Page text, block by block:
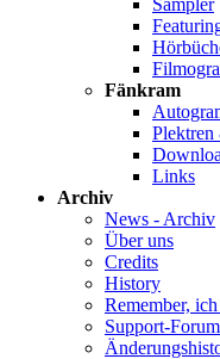
Sampler
Fänkram
Links
Archiv
News - Archiv
Über uns
Credits
History
Remember,
Support-